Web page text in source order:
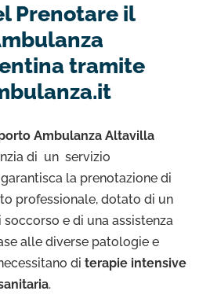
Prenotare il
tramite
Ambulanza Altavilla
di un servizio
la prenotazione di
professionale, dotato di un
e di una assistenza
alle diverse patologie e
di terapie intensive
.